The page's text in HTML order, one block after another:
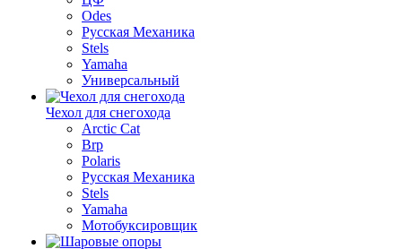
Odes
Русская Механика
Stels
Yamaha
Универсальный
Чехол для снегохода
Arctic Cat
Brp
Polaris
Русская Механика
Stels
Yamaha
Мотобуксировщик